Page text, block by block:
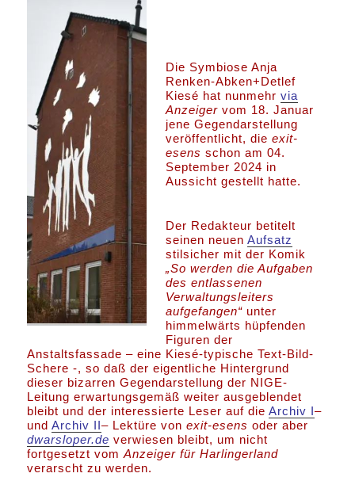
Die Symbiose Anja
Renken-Abken+Detlef
Kiesé hat nunmehrvia
Anzeiger vom 18. Januar
jene Gegendarstellung
veröffentlicht, dieexit-
esens schon am 04.
September 2024 in
Aussicht gestellt hatte.
Der Redakteur betitelt
seinen neuenAufsatz
stilsicher mit der Komik
„So werden die Aufgaben
des entlassenen
Verwaltungsleiters
aufgefangen“ unter
himmelwärts hüpfenden
Figuren der
Anstaltsfassade – eine Kiesé-typische Text-Bild-
Schere -, so daß der eigentliche Hintergrund
dieser bizarren Gegendarstellung der NIGE-
Leitung erwartungsgemäß weiter ausgeblendet
bleibt und der interessierte Leser auf dieArchiv I–
undArchiv II– Lektüre vonexit-esens oder aber
dwarsloper.de verwiesen bleibt, um nicht
fortgesetzt vomAnzeiger für Harlingerland
verarscht zu werden.